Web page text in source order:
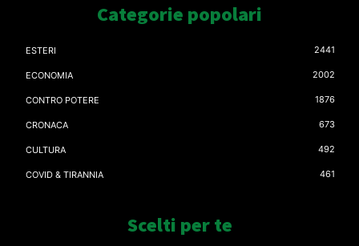
Categorie popolari
ESTERI 2441
ECONOMIA 2002
CONTRO POTERE 1876
CRONACA 673
CULTURA 492
COVID & TIRANNIA 461
Scelti per te